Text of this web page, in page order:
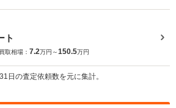
ト
取相場： 7.2万円～150.5万円
日の査定依頼数を元に集計。